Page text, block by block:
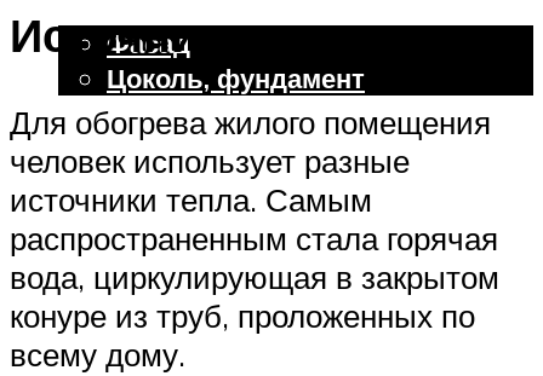
Фасад
Цоколь, фундамент
Меню
Источники тепла
Для обогрева жилого помещения
человек использует разные
источники тепла. Самым
распространенным стала горячая
вода, циркулирующая в закрытом
конуре из труб, проложенных по
всему дому.